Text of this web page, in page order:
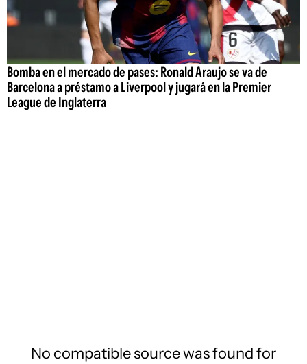
Bomba en el mercado de pases: Ronald Araujo se va de
Barcelona a préstamo a Liverpool y jugará en la Premier
League de Inglaterra
No compatible source was found for